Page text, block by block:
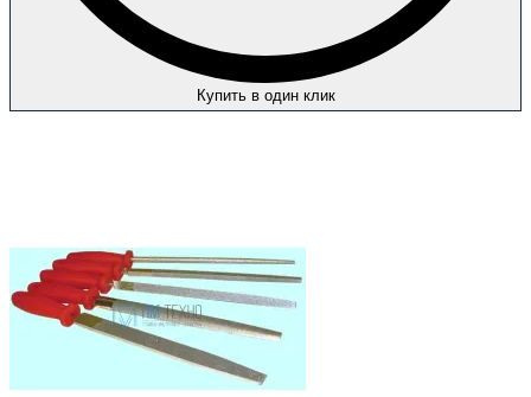
Купить в один клик